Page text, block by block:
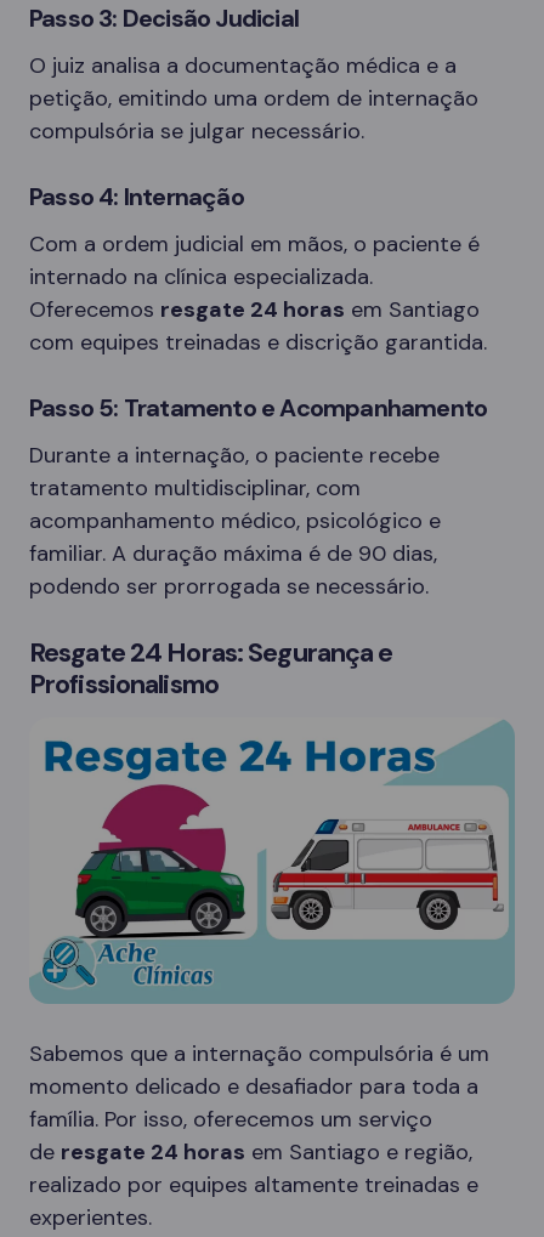
Passo 3: Decisão Judicial
O juiz analisa a documentação médica e a
petição, emitindo uma ordem de internação
compulsória se julgar necessário.
Passo 4: Internação
Com a ordem judicial em mãos, o paciente é
internado na clínica especializada.
Oferecemos resgate 24 horas em Santiago
com equipes treinadas e discrição garantida.
Passo 5: Tratamento e Acompanhamento
Durante a internação, o paciente recebe
tratamento multidisciplinar, com
acompanhamento médico, psicológico e
familiar. A duração máxima é de 90 dias,
podendo ser prorrogada se necessário.
Resgate 24 Horas: Segurança e
Profissionalismo
Sabemos que a internação compulsória é um
momento delicado e desafiador para toda a
família. Por isso, oferecemos um serviço
de resgate 24 horas em Santiago e região,
realizado por equipes altamente treinadas e
experientes.